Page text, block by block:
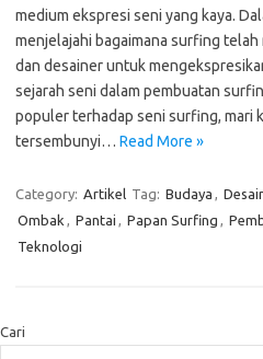
medium ekspresi seni yang kaya.
menjelajahi bagaimana surfing telah
dan desainer untuk
sejarah seni dalam pembuatan
populer terhadap seni surfing, mari
tersembunyi… Read More »
Category: Artikel Tag: Budaya ,
Ombak , Pantai , Papan Surfing ,
Teknologi
Cari